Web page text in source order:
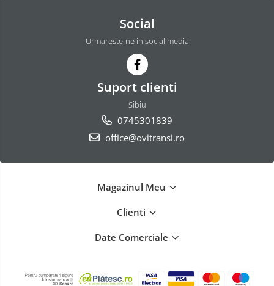
Social
Urmareste-ne in social media
Suport clienti
Sibiu
0745301839
office@ovitransi.ro
Magazinul Meu
Clienti
Date Comerciale